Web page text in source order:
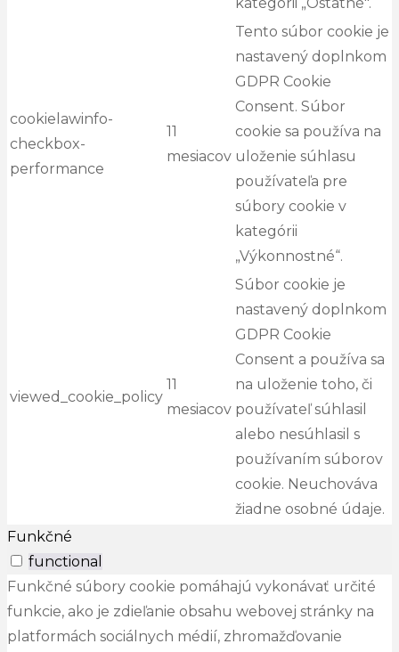
kategórii „Ostatné".
cookielawinfo-
checkbox-
performance
11
mesiacov
Tento súbor cookie je
nastavený doplnkom
GDPR Cookie
Consent. Súbor
cookie sa používa na
uloženie súhlasu
používateľa pre
súbory cookie v
kategórii
„Výkonnostné“.
viewed_cookie_policy
11
mesiacov
Súbor cookie je
nastavený doplnkom
GDPR Cookie
Consent a používa sa
na uloženie toho, či
používateľ súhlasil
alebo nesúhlasil s
používaním súborov
cookie. Neuchováva
žiadne osobné údaje.
Funkčné
functional
Funkčné súbory cookie pomáhajú vykonávať určité
funkcie, ako je zdieľanie obsahu webovej stránky na
platformách sociálnych médií, zhromažďovanie